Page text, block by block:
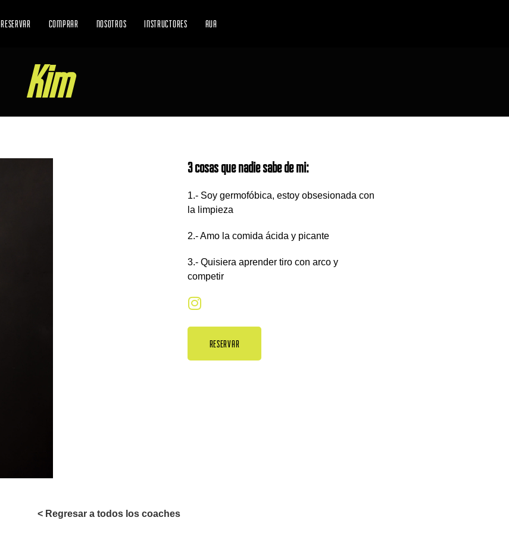
RESERVAR COMPRAR NOSOTROS INSTRUCTORES AUA
Kim
3 cosas que nadie sabe de mi:
1.- Soy germofóbica, estoy obsesionada con
la limpieza
2.- Amo la comida ácida y picante
3.- Quisiera aprender tiro con arco y
competir
RESERVAR
< Regresar a todos los coaches